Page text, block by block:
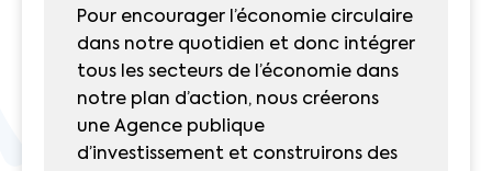
Pour encourager l’économie circulaire
dans notre quotidien et donc intégrer
tous les secteurs de l’économie dans
notre plan d’action, nous créerons
une Agence publique
d’investissement et construirons des